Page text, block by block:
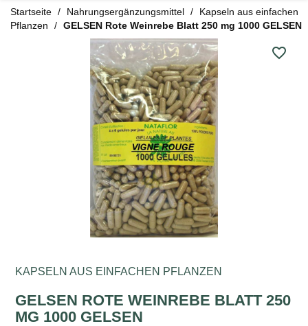
Startseite Nahrungsergänzungsmittel
Kapseln aus einfachen
Pflanzen
GELSEN Rote Weinrebe Blatt 250 mg 1000 GELSEN
favorite_border
KAPSELN AUS EINFACHEN PFLANZEN
GELSEN ROTE WEINREBE BLATT 250
MG 1000 GELSEN